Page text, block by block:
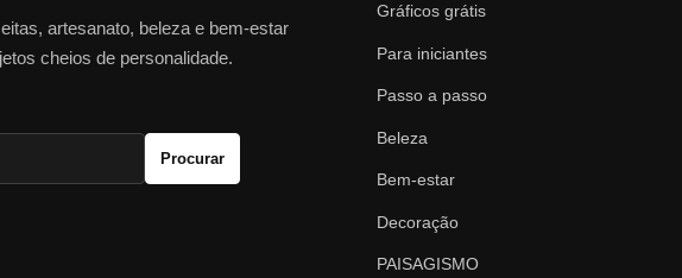
artesanato, beleza e bem-estar
cheios de personalidade.
Procurar
Gráficos grátis
Para iniciantes
Passo a passo
Beleza
Bem-estar
Decoração
PAISAGISMO